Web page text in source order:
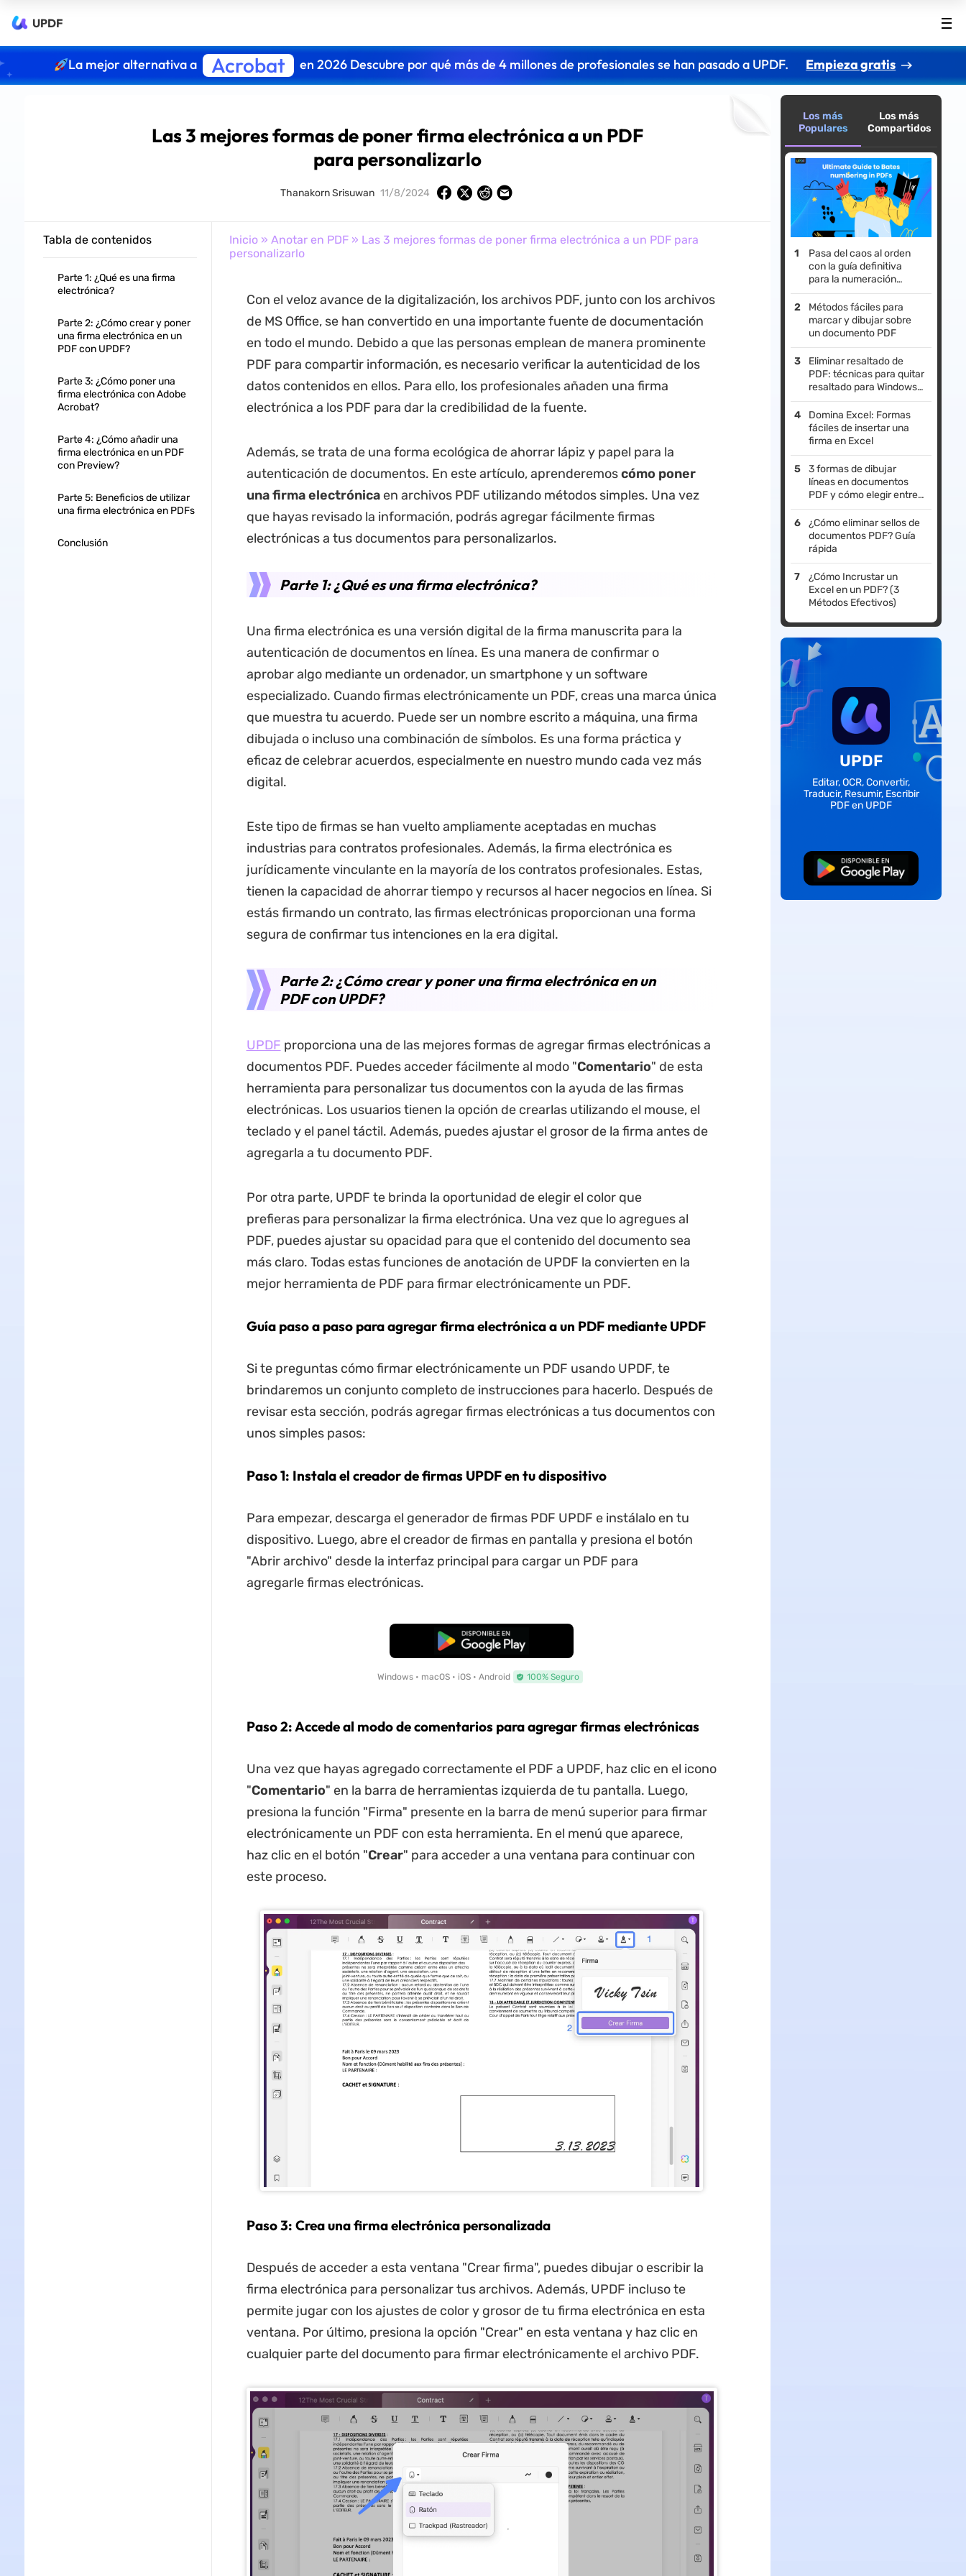
UPDF
La mejor alternativa a Acrobat en 2026 Descubre por qué más de 4 millones de profesionales se han pasado a UPDF. Empieza gratis
Las 3 mejores formas de poner firma electrónica a un PDF
para personalizarlo
Thanakorn Srisuwan 11/8/2024
Tabla de contenidos
Parte 1: ¿Qué es una firma
electrónica?
Parte 2: ¿Cómo crear y poner
una firma electrónica en un
PDF con UPDF?
Parte 3: ¿Cómo poner una
firma electrónica con Adobe
Acrobat?
Parte 4: ¿Cómo añadir una
firma electrónica en un PDF
con Preview?
Parte 5: Beneficios de utilizar
una firma electrónica en PDFs
Conclusión
Inicio» Anotar en PDF» Las 3 mejores formas de poner firma electrónica a un PDF para
personalizarlo
Con el veloz avance de la digitalización, los archivos PDF, junto con los archivos
de MS Office, se han convertido en una importante fuente de documentación
en todo el mundo. Debido a que las personas emplean de manera prominente
PDF para compartir información, es necesario verificar la autenticidad de los
datos contenidos en ellos. Para ello, los profesionales añaden una firma
electrónica a los PDF para dar la credibilidad de la fuente.
Además, se trata de una forma ecológica de ahorrar lápiz y papel para la
autenticación de documentos. En este artículo, aprenderemoscómo poner
unafirma electrónicaen archivos PDF utilizando métodos simples. Una vez
que hayas revisado la información, podrás agregar fácilmente firmas
electrónicas a tus documentos para personalizarlos.
Parte 1: ¿Qué es una firma electrónica?
Una firma electrónica es una versión digital de la firma manuscrita para la
autenticación de documentos en línea. Es una manera de confirmar o
aprobar algo mediante un ordenador, un smartphone y un software
especializado. Cuando firmas electrónicamente un PDF, creas una marca única
que muestra tu acuerdo. Puede ser un nombre escrito a máquina, una firma
dibujada o incluso una combinación de símbolos. Es una forma práctica y
eficaz de celebrar acuerdos, especialmente en nuestro mundo cada vez más
digital.
Este tipo de firmas se han vuelto ampliamente aceptadas en muchas
industrias para contratos profesionales. Además, la firma electrónica es
jurídicamente vinculante en la mayoría de los contratos profesionales. Estas,
tienen la capacidad de ahorrar tiempo y recursos al hacer negocios en línea. Si
estás firmando un contrato, las firmas electrónicas proporcionan una forma
segura de confirmar tus intenciones en la era digital.
Parte 2: ¿Cómo crear y poner una firma electrónica en un
PDF con UPDF?
UPDF proporciona una de las mejores formas de agregar firmas electrónicas a
documentos PDF. Puedes acceder fácilmente al modo "Comentario" de esta
herramienta para personalizar tus documentos con la ayuda de las firmas
electrónicas. Los usuarios tienen la opción de crearlas utilizando el mouse, el
teclado y el panel táctil. Además, puedes ajustar el grosor de la firma antes de
agregarla a tu documento PDF.
Por otra parte, UPDF te brinda la oportunidad de elegir el color que
prefieras para personalizar la firma electrónica. Una vez que lo agregues al
PDF, puedes ajustar su opacidad para que el contenido del documento sea
más claro. Todas estas funciones de anotación de UPDF la convierten en la
mejor herramienta de PDF para firmar electrónicamente un PDF.
Guía paso a paso para agregar firma electrónica a un PDF mediante UPDF
Si te preguntas cómo firmar electrónicamente un PDF usando UPDF, te
brindaremos un conjunto completo de instrucciones para hacerlo. Después de
revisar esta sección, podrás agregar firmas electrónicas a tus documentos con
unos simples pasos:
Paso 1: Instala el creador de firmas UPDF en tu dispositivo
Para empezar, descarga el generador de firmas PDF UPDF e instálalo en tu
dispositivo. Luego, abre el creador de firmas en pantalla y presiona el botón
"Abrir archivo" desde la interfaz principal para cargar un PDF para
agregarle firmas electrónicas.
Descarga Gratuita
Windows • macOS • iOS • Android 100% Seguro
Paso 2: Accede al modo de comentarios para agregar firmas electrónicas
Una vez que hayas agregado correctamente el PDF a UPDF, haz clic en el icono
"Comentario" en la barra de herramientas izquierda de tu pantalla. Luego,
presiona la función "Firma" presente en la barra de menú superior para firmar
electrónicamente un PDF con esta herramienta. En el menú que aparece,
haz clic en el botón "Crear" para acceder a una ventana para continuar con
este proceso.
Paso 3: Crea una firma electrónica personalizada
Después de acceder a esta ventana "Crear firma", puedes dibujar o escribir la
firma electrónica para personalizar tus archivos. Además, UPDF incluso te
permite jugar con los ajustes de color y grosor de tu firma electrónica en esta
ventana. Por último, presiona la opción "Crear" en esta ventana y haz clic en
cualquier parte del documento para firmar electrónicamente el archivo PDF.
Los más
Populares
Los más
Compartidos
Pasa del caos al orden
con la guía definitiva
para la numeración
Bates en archivos PDF.
Métodos fáciles para
marcar y dibujar sobre
un documento PDF
Eliminar resaltado de
PDF: técnicas para quitar
resaltado para Windows
y Mac
Domina Excel: Formas
fáciles de insertar una
firma en Excel
3 formas de dibujar
líneas en documentos
PDF y cómo elegir entre
ellas
¿Cómo eliminar sellos de
documentos PDF? Guía
rápida
¿Cómo Incrustar un
Excel en un PDF? (3
Métodos Efectivos)
UPDF
Editar, OCR, Convertir,
Traducir, Resumir, Escribir
PDF en UPDF
Descarga Gratuita